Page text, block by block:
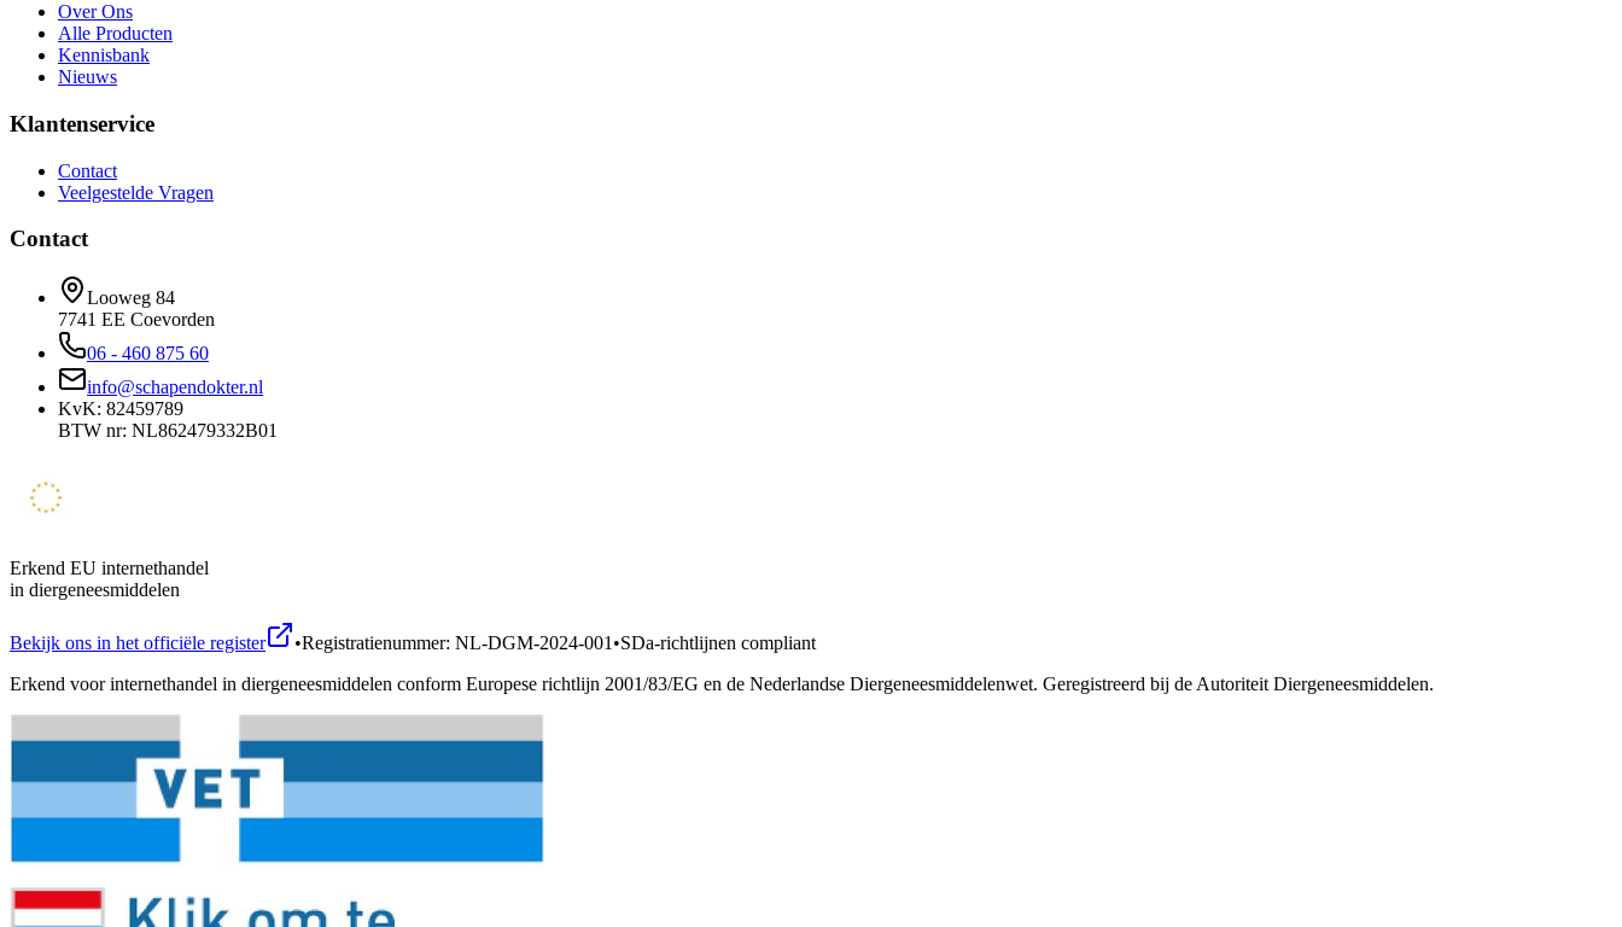
Over Ons
Alle Producten
Kennisbank
Nieuws
Klantenservice
Contact
Veelgestelde Vragen
Contact
Looweg 84
7741 EE Coevorden
06 - 460 875 60
info@schapendokter.nl
KvK: 82459789
BTW nr: NL862479332B01
Erkend EU internethandel
in diergeneesmiddelen
Bekijk ons in het officiële register •Registratienummer: NL-DGM-2024-001 •SDa-richtlijnen compliant
Erkend voor internethandel in diergeneesmiddelen conform Europese richtlijn 2001/83/EG en de Nederlandse Diergeneesmiddelenwet. Geregistreerd bij de Autoriteit Diergeneesmiddelen.